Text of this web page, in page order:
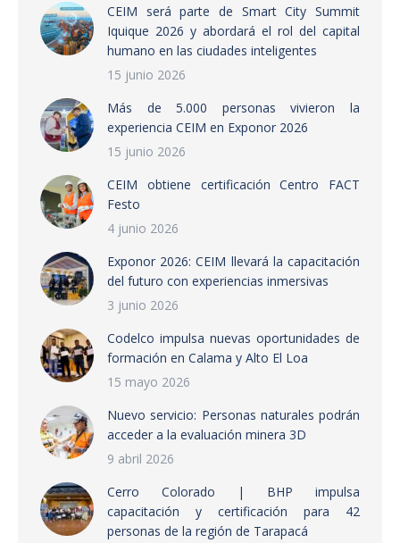
CEIM será parte de Smart City Summit
Iquique 2026 y abordará el rol del capital
humano en las ciudades inteligentes
15 junio 2026
Más de 5.000 personas vivieron la
experiencia CEIM en Exponor 2026
15 junio 2026
CEIM obtiene certificación Centro FACT
Festo
4 junio 2026
Exponor 2026: CEIM llevará la capacitación
del futuro con experiencias inmersivas
3 junio 2026
Codelco impulsa nuevas oportunidades de
formación en Calama y Alto El Loa
15 mayo 2026
Nuevo servicio: Personas naturales podrán
acceder a la evaluación minera 3D
9 abril 2026
Cerro Colorado | BHP impulsa
capacitación y certificación para 42
personas de la región de Tarapacá